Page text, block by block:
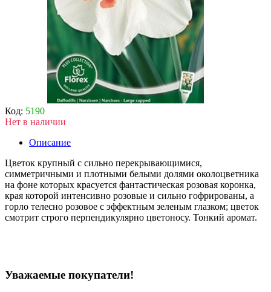
Код: 5190
Нет в наличии
Описание
Цветок крупный с сильно перекрывающимися,
симметричными и плотными белыми долями околоцветника
на фоне которых красуется фантастическая розовая коронка,
края которой интенсивно розовые и сильно гофрированы, а
горло телесно розовое с эффектным зеленым глазком; цветок
смотрит строго перпендикулярно цветоносу. Тонкий аромат.
Уважаемые покупатели!